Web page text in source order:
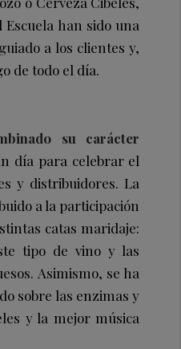
han sido una
a los clientes y,
de todo el día.
su carácter
día para celebrar el
y distribuidores. La
a la participación
catas maridaje:
tipo de vino y las
Asimismo, se ha
sobre las enzimas y
y la mejor música